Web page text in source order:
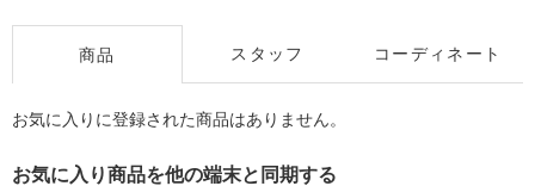
商品 スタッフ コーディネート
お気に入りに登録された商品はありません。
お気に入り商品を他の端末と同期する